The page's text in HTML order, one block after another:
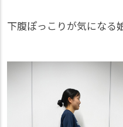
下腹ぽっこりが気になる